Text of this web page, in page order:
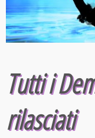
Tutti i
rilasciati